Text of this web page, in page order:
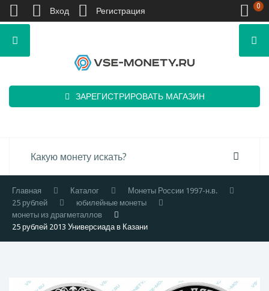
ЗАРЕГИСТРИРОВАТЬ МАГАЗИН
Главная Каталог
Монеты России 1997-н.в.
25 рублей
юбилейные монеты
монеты из драгметаллов
25 рублей 2013 Универсиада в Казани
Вход Регистрация 0